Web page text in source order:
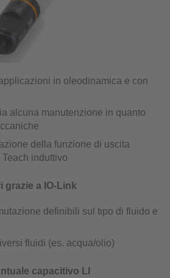
in oleodinamica e con
alcuna manutenzione in quanto
della funzione di uscita
induttivo
grazie a IO-Link
definibili sul tipo di fluido e
fluidi (es. acqua/olio)
capacitivo LI